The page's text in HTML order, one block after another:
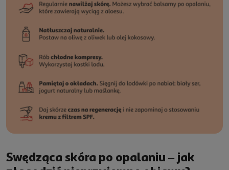
Swędząca skóra po opalaniu – jak